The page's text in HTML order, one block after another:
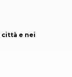
città e nei